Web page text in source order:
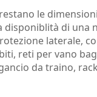
le
disponiblità di una
laterale,
reti per vano
da traino,